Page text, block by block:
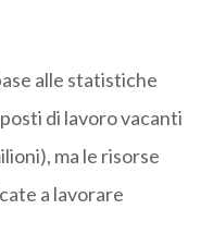
alle statistiche
di lavoro vacanti
ma le risorse
a lavorare